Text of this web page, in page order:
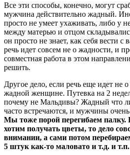
Все эти способы, конечно, могут
мужчина действительно жадный.
просто не умеет ухаживать, либо у
между матерью и отцом
он просто не знает, как себя вести
речь идет совсем не о жадности, и
совместная работа в этом
решить.
Другое дело, если речь еще идет не
жадной женщине. Путевка на 2
почему не Мальдивы? Жадный что
часто встречаются, и мужчины
Мы тоже порой перегибаем палку.
хотим получать цветы, то дело
внимании, а сами потом
5 штук как-то маловато и т.д. и т.п.